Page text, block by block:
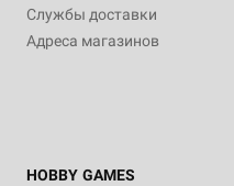
Службы доставки
Адреса магазинов
HOBBY GAMES